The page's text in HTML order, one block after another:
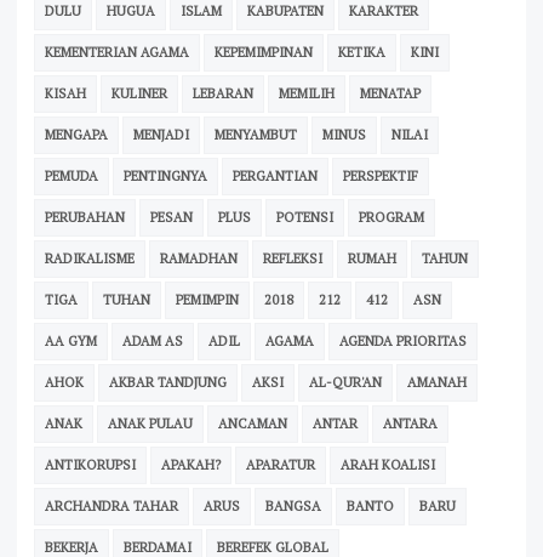
DULU HUGUA ISLAM KABUPATEN KARAKTER
KEMENTERIAN AGAMA KEPEMIMPINAN KETIKA KINI
KISAH KULINER LEBARAN MEMILIH MENATAP
MENGAPA MENJADI MENYAMBUT MINUS NILAI
PEMUDA PENTINGNYA PERGANTIAN PERSPEKTIF
PERUBAHAN PESAN PLUS POTENSI PROGRAM
RADIKALISME RAMADHAN REFLEKSI RUMAH TAHUN
TIGA TUHAN PEMIMPIN 2018 212 412 ASN
AA GYM ADAM AS ADIL AGAMA AGENDA PRIORITAS
AHOK AKBAR TANDJUNG AKSI AL-QUR'AN AMANAH
ANAK ANAK PULAU ANCAMAN ANTAR ANTARA
ANTIKORUPSI APAKAH? APARATUR ARAH KOALISI
ARCHANDRA TAHAR ARUS BANGSA BANTO BARU
BEKERJA BERDAMAI BEREFEK GLOBAL